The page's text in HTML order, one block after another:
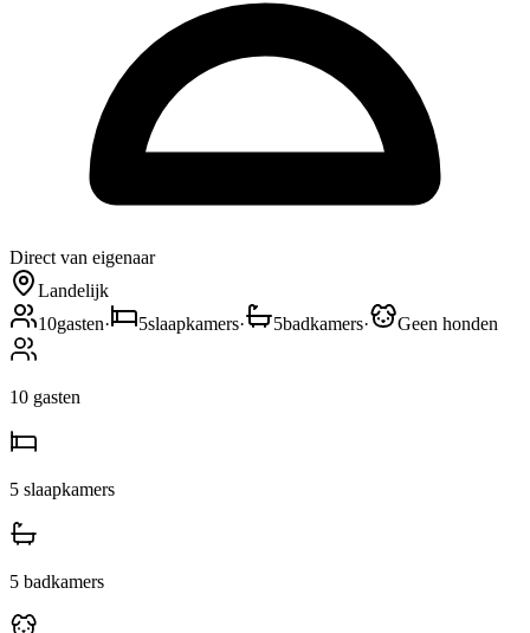
Direct van eigenaar
Landelijk
10gasten· 5slaapkamers· 5badkamers· Geen honden
10 gasten
5 slaapkamers
5 badkamers